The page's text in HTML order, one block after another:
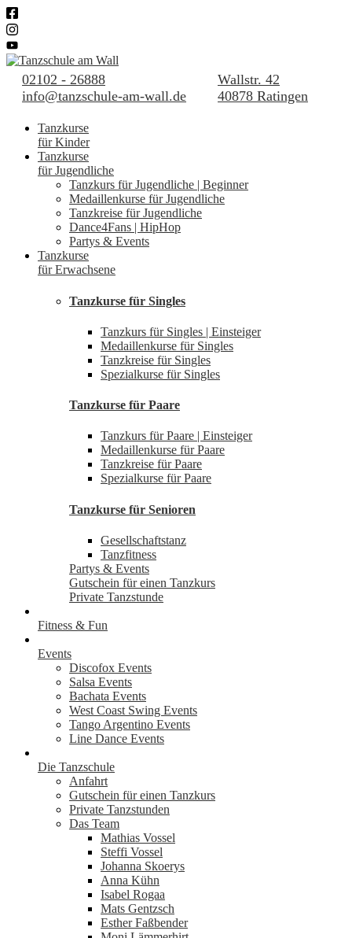
02102 - 26888
info@tanzschule-am-wall.de
Wallstr. 42
40878 Ratingen
Tanzkurse
für Kinder
Tanzkurse
für Jugendliche
Tanzkurs für Jugendliche | Beginner
Medaillenkurse für Jugendliche
Tanzkreise für Jugendliche
Dance4Fans | HipHop
Partys & Events
Tanzkurse
für Erwachsene
Tanzkurse für Singles
Tanzkurs für Singles | Einsteiger
Medaillenkurse für Singles
Tanzkreise für Singles
Spezialkurse für Singles
Tanzkurse für Paare
Tanzkurs für Paare | Einsteiger
Medaillenkurse für Paare
Tanzkreise für Paare
Spezialkurse für Paare
Tanzkurse für Senioren
Gesellschaftstanz
Tanzfitness
Partys & Events
Gutschein für einen Tanzkurs
Private Tanzstunde
Fitness & Fun
Events
Discofox Events
Salsa Events
Bachata Events
West Coast Swing Events
Tango Argentino Events
Line Dance Events
Die Tanzschule
Anfahrt
Gutschein für einen Tanzkurs
Private Tanzstunden
Das Team
Mathias Vossel
Steffi Vossel
Johanna Skoerys
Anna Kühn
Isabel Rogaa
Mats Gentzsch
Esther Faßbender